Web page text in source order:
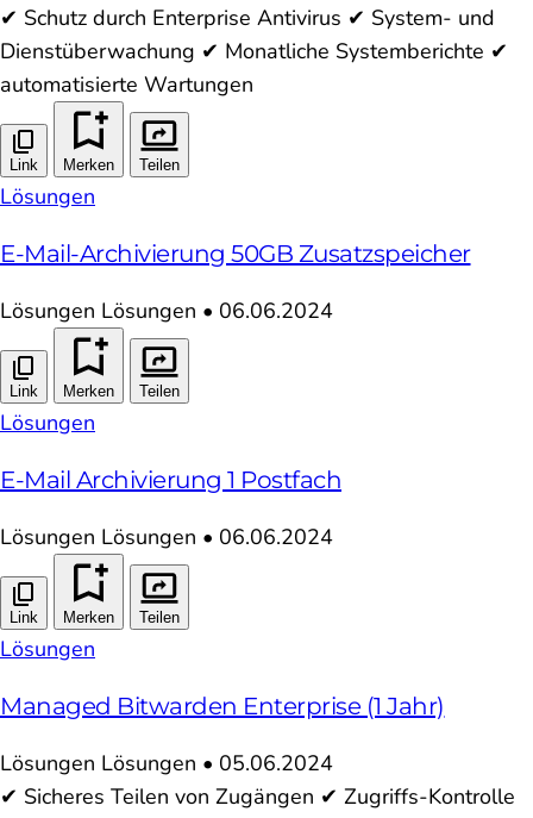
✔ Schutz durch Enterprise Antivirus ✔ System- und
Dienstüberwachung ✔ Monatliche Systemberichte ✔
automatisierte Wartungen
Link Merken Teilen
Lösungen
E-Mail-Archivierung 50GB Zusatzspeicher
Lösungen Lösungen • 06.06.2024
Link Merken Teilen
Lösungen
E-Mail Archivierung 1 Postfach
Lösungen Lösungen • 06.06.2024
Link Merken Teilen
Lösungen
Managed Bitwarden Enterprise (1 Jahr)
Lösungen Lösungen • 05.06.2024
✔ Sicheres Teilen von Zugängen ✔ Zugriffs-Kontrolle